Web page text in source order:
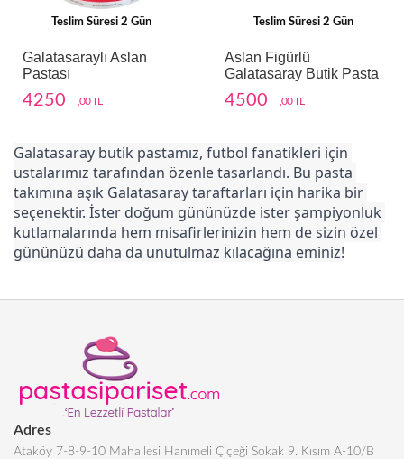
Teslim Süresi 2 Gün
Galatasaraylı Aslan
Pastası
4250 ,00 TL
Teslim Süresi 2 Gün
Aslan Figürlü
Galatasaray Butik Pasta
4500 ,00 TL
Galatasaray butik pastamız, futbol fanatikleri için
ustalarımız tarafından özenle tasarlandı. Bu pasta
takımına aşık Galatasaray taraftarları için harika bir
seçenektir. İster doğum gününüzde ister şampiyonluk
kutlamalarında hem misafirlerinizin hem de sizin özel
gününüzü daha da unutulmaz kılacağına eminiz!
Adres
Ataköy 7-8-9-10 Mahallesi Hanımeli Çiçeği Sokak 9. Kısım A-10/B